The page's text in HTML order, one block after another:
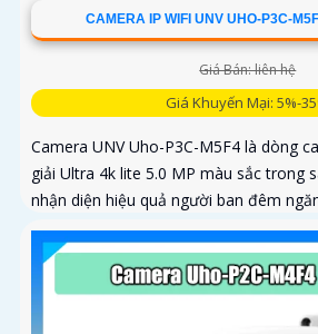
CAMERA IP WIFI UNV UHO-P3C-
Giá Bán: liên hệ
Giá Khuyến Mại: 5%-
Camera UNV Uho-P3C-M5F4 là dòng
giải Ultra 4k lite 5.0 MP màu sắc trong
nhận diện hiệu quả người ban đêm